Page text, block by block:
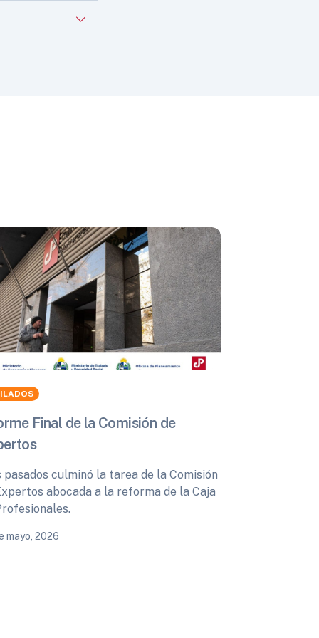
Final de la Comisión de
pasados culminó la tarea de la Comisión
abocada a la reforma de la Caja
mayo, 2026